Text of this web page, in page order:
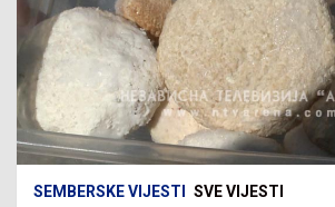
SEMBERSKE VIJESTI SVE VIJESTI